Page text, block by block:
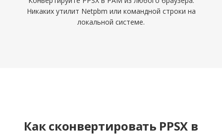
Никаких утилит Netpbm или командной строки на
локальной системе.
Как сконвертировать PPSX в